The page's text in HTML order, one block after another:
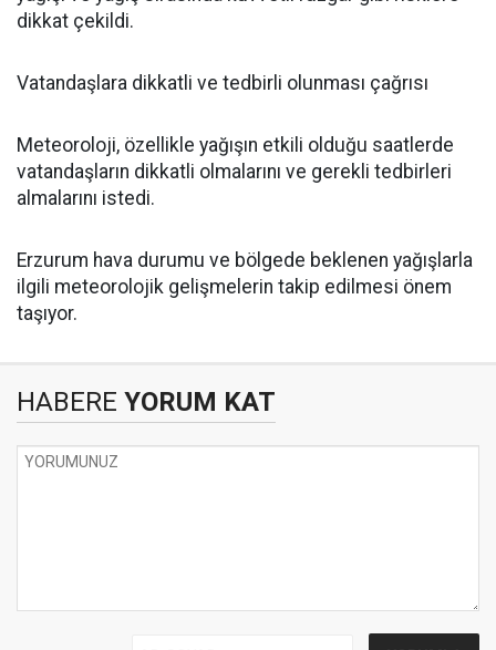
dikkat çekildi.
Vatandaşlara dikkatli ve tedbirli olunması çağrısı
Meteoroloji, özellikle yağışın etkili olduğu saatlerde
vatandaşların dikkatli olmalarını ve gerekli tedbirleri
almalarını istedi.
Erzurum hava durumu ve bölgede beklenen yağışlarla
ilgili meteorolojik gelişmelerin takip edilmesi önem
taşıyor.
HABERE YORUM KAT